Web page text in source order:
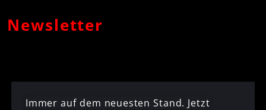
Newsletter
Immer auf dem neuesten Stand. Jetzt